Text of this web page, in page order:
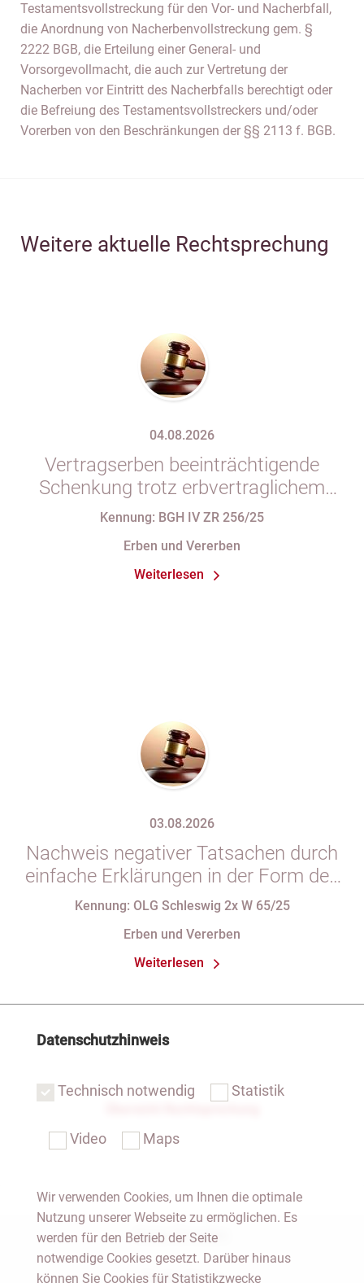
Testamentsvollstreckung für den Vor- und Nacherbfall,
die Anordnung von Nacherbenvollstreckung gem. §
2222 BGB, die Erteilung einer General- und
Vorsorgevollmacht, die auch zur Vertretung der
Nacherben vor Eintritt des Nacherbfalls berechtigt oder
die Befreiung des Testamentsvollstreckers und/oder
Vorerben von den Beschränkungen der §§ 2113 f. BGB.
Weitere aktuelle Rechtsprechung
04.08.2026
Vertragserben beeinträchtigende
Schenkung trotz erbvertraglichem
Rücktrittsvorbehalt
Kennung: BGH IV ZR 256/25
Erben und Vererben
Weiterlesen
03.08.2026
Nachweis negativer Tatsachen durch
einfache Erklärungen in der Form des
§ 29 GBO (hier: Nichtgeltendmachung
Kennung: OLG Schleswig 2x W 65/25
Erben und Vererben
Weiterlesen
Notar Dresden
Fachgebiete
Datenschutzhinweis
Technisch notwendig Statistik
Video Maps
Wir verwenden Cookies, um Ihnen die optimale
Nutzung unserer Webseite zu ermöglichen. Es
werden für den Betrieb der Seite
notwendige Cookies gesetzt. Darüber hinaus
können Sie Cookies für Statistikzwecke